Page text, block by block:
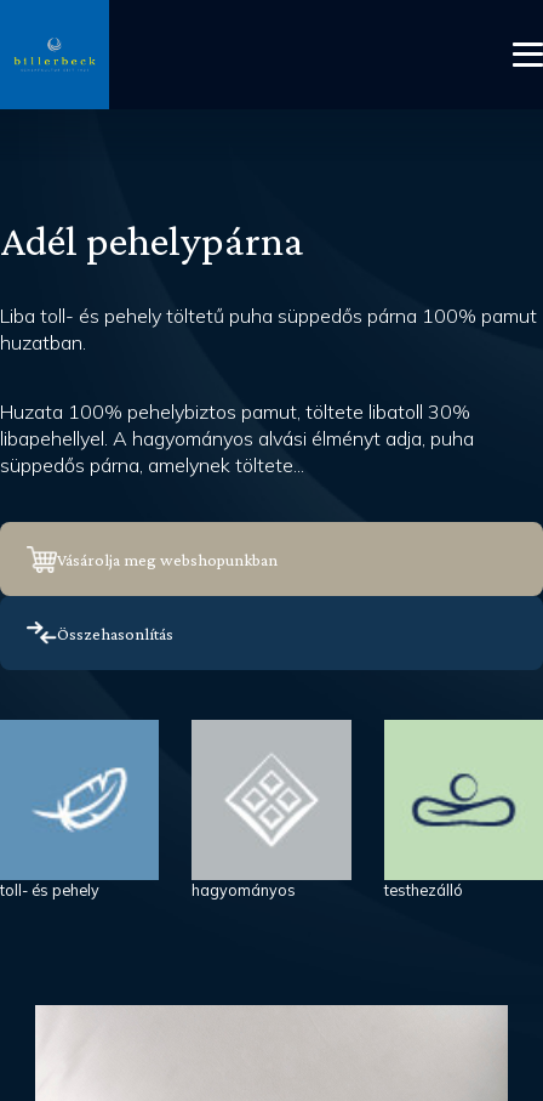
Adél pehelypárna
Liba toll- és pehely töltetű puha süppedős párna 100% pamut
huzatban.
Huzata 100% pehelybiztos pamut, töltete libatoll 30%
libapehellyel. A hagyományos alvási élményt adja, puha
süppedős párna, amelynek töltete...
Vásárolja meg webshopunkban
Összehasonlítás
toll- és pehely hagyományos testhezálló